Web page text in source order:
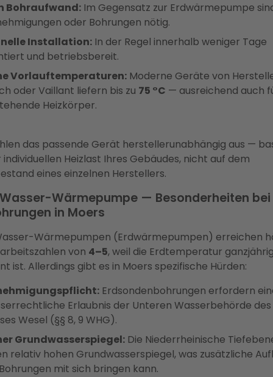
Bohraufwand:Im Gegensatz zur Erdwärmepumpe
oder Bohrungen nötig.
Installation:In der Regel innerhalb weniger Tage
und betriebsbereit.
Vorlauftemperaturen:Moderne Geräte von
oder Vaillant liefern bis zu 75 °C — ausreichend auch
Heizkörper.
das passende Gerät herstellerunabhängig aus —
Heizlast Ihres Gebäudes, nicht auf dem
eines einzelnen Herstellers.
Wärmepumpe — Besonderheiten bei
in Moers
Wärmepumpen (Erdwärmepumpen) erreichen
von 4–5, weil die Erdtemperatur
ist. Allerdings gibt es in Moers spezifische Hürden:
Erdsondenbohrungen erfordern
Erlaubnis der Unteren Wasserbehörde des
Wesel (§§ 8, 9 WHG).
Grundwasserspiegel:Die Niederrheinische
relativ hohen Grundwasserspiegel, was zusätzliche
mit sich bringen kann.